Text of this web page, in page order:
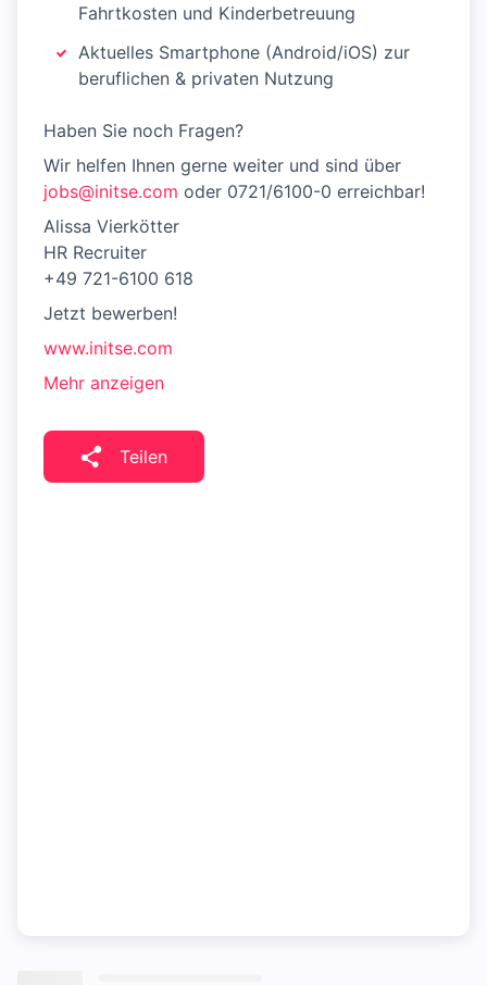
Fahrtkosten und Kinderbetreuung
Aktuelles Smartphone (Android/iOS) zur
beruflichen & privaten Nutzung
Haben Sie noch Fragen?
Wir helfen Ihnen gerne weiter und sind über
jobs@initse.com oder 0721/6100-0 erreichbar!
Alissa Vierkötter
HR Recruiter
+49 721-6100 618
Jetzt bewerben!
www.initse.com
Mehr anzeigen
Teilen